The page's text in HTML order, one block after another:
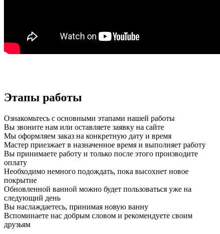
Этапы работы
Ознакомьтесь с основными этапами нашей работы
Вы звоните нам или оставляете заявку на сайте
Мы оформляем заказ на конкретную дату и время
Мастер приезжает в назначенное время и выполняет работу
Вы принимаете работу и только после этого производите
оплату
Необходимо немного подождать, пока высохнет новое
покрытие
Обновленной ванной можно будет пользоваться уже на
следующий день
Вы наслаждаетесь, принимая новую ванну
Вспоминаете нас добрым словом и рекомендуете своим
друзьям